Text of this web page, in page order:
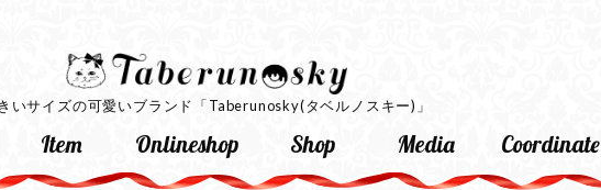
いサイズの可愛いブランド 「Taberunosky(タベルノスキー)」
Item Onlineshop Shop Media Coordinate